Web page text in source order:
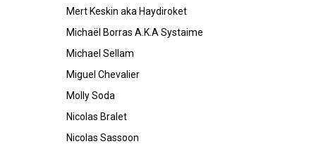
Mert Keskin aka Haydiroket
Michaël Borras A.K.A Systaime
Michael Sellam
Miguel Chevalier
Molly Soda
Nicolas Bralet
Nicolas Sassoon